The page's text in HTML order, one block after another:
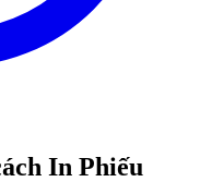
In Phiếu